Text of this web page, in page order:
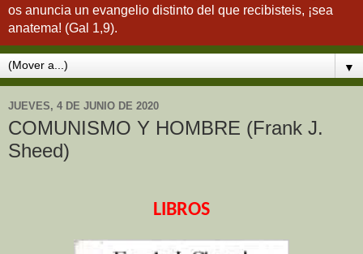
os anuncia un evangelio distinto del que recibisteis, ¡sea
anatema! (Gal 1,9).
▼
JUEVES, 4 DE JUNIO DE 2020
COMUNISMO Y HOMBRE (Frank J.
Sheed)
LIBROS